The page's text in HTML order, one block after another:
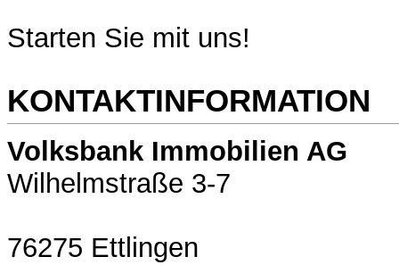
Starten Sie mit uns!
KONTAKTINFORMATION
Volksbank Immobilien AG
Wilhelmstraße 3-7
76275 Ettlingen